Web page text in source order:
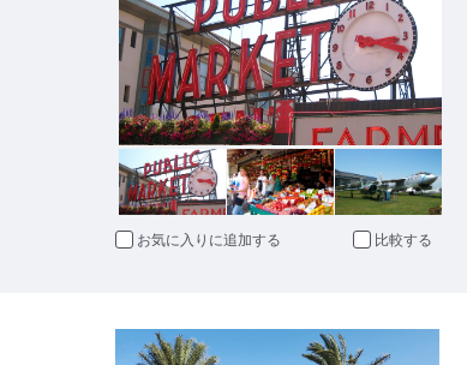
お気に入りに追加 比較